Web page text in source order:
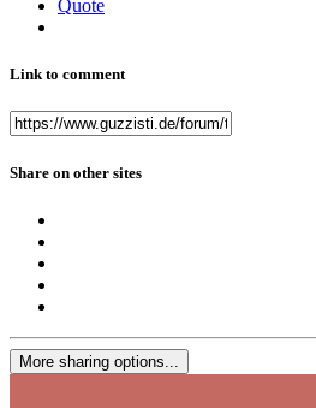
Quote
Link to comment
Share on other sites
More sharing options...